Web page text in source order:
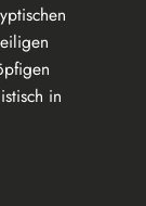
in